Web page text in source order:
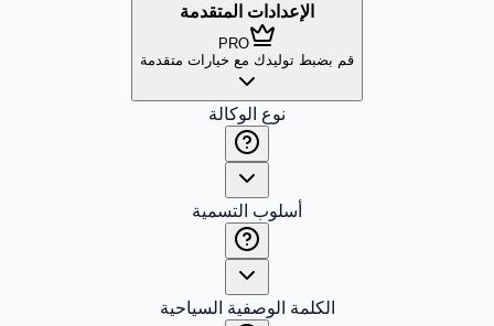
الإعدادات المتقدمة
PRO
قم بضبط توليدك مع خيارات متقدمة
نوع الوكالة
أسلوب التسمية
الكلمة الوصفية السياحية